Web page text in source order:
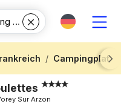
Campingplatz
Next
Sur Arzon